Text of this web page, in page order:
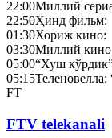
22:00Миллий
22:50Ҳинд фильм:
01:30Хориж кино:
03:30Миллий
05:00“Хуш
05:15Теленовелла:
FT
FTV telekanali